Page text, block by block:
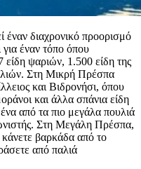
διαχρονικό προορισμό
έναν τόπο όπου
ψαριών, 1.500 είδη της
Στη Μικρή Πρέσπα
και Βιδρονήσι, όπου
και άλλα σπάνια είδη
από τα πιο μεγάλα πουλιά
Στη Μεγάλη Πρέσπα,
κάνετε βαρκάδα από το
από παλιά